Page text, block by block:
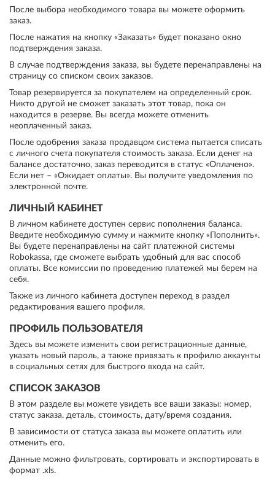
После выбора необходимого товара вы можете оформить
заказ.
После нажатия на кнопку «Заказать» будет показано окно
подтверждения заказа.
В случае подтверждения заказа, вы будете перенаправлены на
страницу со списком своих заказов.
Товар резервируется за покупателем на определенный срок.
Никто другой не сможет заказать этот товар, пока он
находится в резерве. Вы всегда можете отменить
неоплаченный заказ.
После одобрения заказа продавцом система пытается списать
с личного счета покупателя стоимость заказа. Если денег на
балансе достаточно, заказ переводится в статус «Оплачено».
Если нет – «Ожидает оплаты». Вы получите уведомления по
электронной почте.
ЛИЧНЫЙ КАБИНЕТ
В личном кабинете доступен сервис пополнения баланса.
Введите необходимую сумму и нажмите кнопку «Пополнить».
Вы будете перенаправлены на сайт платежной системы
Robokassa, где сможете выбрать удобный для вас способ
оплаты. Все комиссии по проведению платежей мы берем на
себя.
Также из личного кабинета доступен переход в раздел
редактирования вашего профиля.
ПРОФИЛЬ ПОЛЬЗОВАТЕЛЯ
Здесь вы можете изменить свои регистрационные данные,
указать новый пароль, а также привязать к профилю аккаунты
в социальных сетях для быстрого входа на сайт.
СПИСОК ЗАКАЗОВ
В этом разделе вы можете увидеть все ваши заказы: номер,
статус заказа, деталь, стоимость, дату/время создания.
В зависимости от статуса заказа вы можете оплатить или
отменить его.
Данные можно фильтровать, сортировать и экспортировать в
формат .xls.